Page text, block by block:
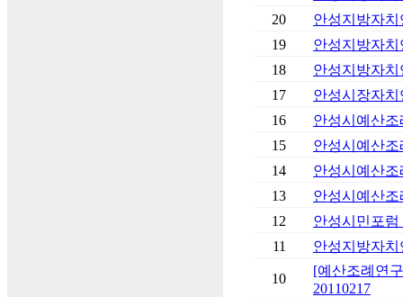
20
안성지방자치
19
안성지방자치
18
안성지방자치
17
안성시장자
16
안성시예산조
15
안성시예산조
14
안성시예산조
13
안성시예산조
12
안성시민포
11
안성지방자치
10
[예산조례연
20110217